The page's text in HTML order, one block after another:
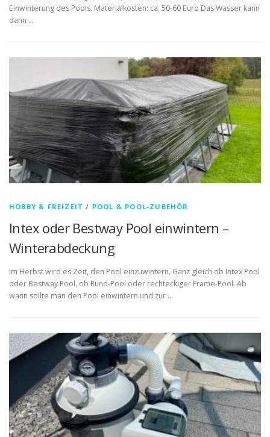
Einwinterung des Pools. Materialkosten: ca. 50-60 Euro Das Wasser kann
dann …
HOBBY & FREIZEIT / POOL & POOL-ZUBEHÖR
Intex oder Bestway Pool einwintern –
Winterabdeckung
Im Herbst wird es Zeit, den Pool einzuwintern. Ganz gleich ob Intex Pool
oder Bestway Pool, ob Rund-Pool oder rechteckiger Frame-Pool. Ab
wann sollte man den Pool einwintern und zur …